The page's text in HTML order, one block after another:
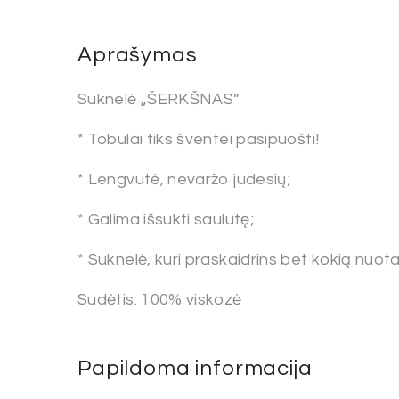
Aprašymas
Suknelė „ŠERKŠNAS”
* Tobulai tiks šventei pasipuošti!
* Lengvutė, nevaržo judesių;
* Galima išsukti saulutę;
* Suknelė, kuri praskaidrins bet kokią
Sudėtis: 100% viskozė
Papildoma informacija